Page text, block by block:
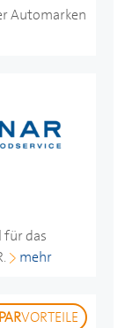
Automarken
für das
mehr
VORTEILE